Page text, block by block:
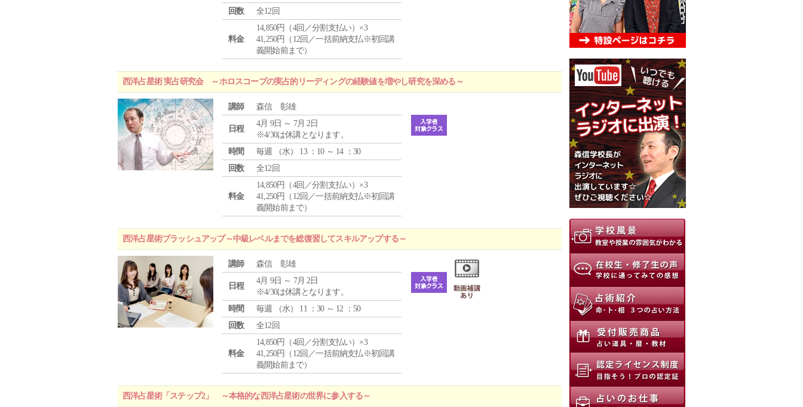
回数
全12回
料金
14,850円（4回／分割支払い）×3
41,250円（12回／一括前納支払※初回講
義開始前まで）
西洋占星術 実占研究会 ～ホロスコープの実占的リーディングの経験値を増やし研究を深める～
講師 森信 彰雄
日程
4月 9日 ～ 7月 2日
※4/30は休講となります。
時間
毎週 （水） 13 ：10 ～ 14 ：30
回数
全12回
料金
14,850円（4回／分割支払い）×3
41,250円（12回／一括前納支払※初回講
義開始前まで）
西洋占星術ブラッシュアップ～中級レベルまでを総復習してスキルアップする～
講師 森信 彰雄
日程
4月 9日 ～ 7月 2日
※4/30は休講となります。
時間
毎週 （水） 11 ：30 ～ 12 ：50
回数
全12回
料金
14,850円（4回／分割支払い）×3
41,250円（12回／一括前納支払※初回講
義開始前まで）
西洋占星術「ステップ2」 ～本格的な西洋占星術の世界に参入する～